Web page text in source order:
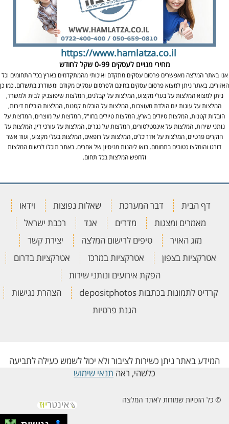
https://www.hamlatza.co.il
מחירי מנויים לעסקים 0-99 שקל לחודש
אנו באתר המלצה מאפשרים פרסום עסקים מתקדם ואיכותי מהמתקדמים בארץ בכל התחומים וכל
האזורים. באתר ניתן למצוא פרסום עסקים בחינם ולפרסום עסקים מקודם ומשודרג בתשלום. כמו כן
ניתן למצוא המלצות על בעלי מקצוע, המלצות על קבלנים, המלצות שיפוצניק לבית ולמשרד,
המלצות על עוגות יום הולדת מעוצבות, המלצות על הובלות קטנות, המלצות הובלות דירות,
הובלות קטנות, המלצות טיולים בארץ, המלצות טיולים בחו"ל, המלצות על מוצרים, המלצות על
נותני שירות, המלצות על אינסטלטורים, המלצות על נגרים, המלצות על עורכי דין, המלצות על
חוקרים פרטיים, המלצות על אדריכלים, המלצות על רופאים, המלצות בעלי מקצוע, ועוד אשר
דורגו והומלצו כטובים בתחומם. בואו ליהנות מניסיון של אחרים. באתר תוכלו לרשום המלצות
ולחפש המלצות בכל תחום.
דף הבית דבר המערכת שאלות נפוצות
וידאו
מאמרים ומצגות
מדדים אגד
רכבת ישראל
מזג האויר
טיפים לרישום המלצה
יצירת קשר
אטרקציות בצפון
אטרקציות במרכז
אטרקציות בדרום
הפקת אירועים ונותני שירות
קרדיט לתמונות בכתבות depositphotos
הצהרת נגישות
הגנת פרטיות
המידע באתר ניתן כשירות לציבור ולא יכול לשמש כעילה לתביעה
כלשהי, ראה תנאי שימוש
© כל הזכויות שמורות לאתר המלצה